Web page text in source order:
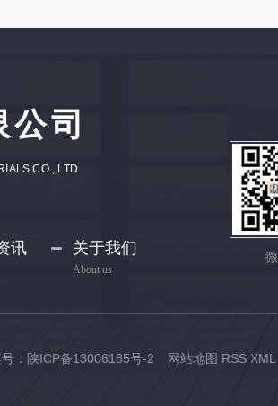
司
CO., LTD
讯 关于我们
About us
： 陕ICP备13006185号-2 网站地图 RSS XML